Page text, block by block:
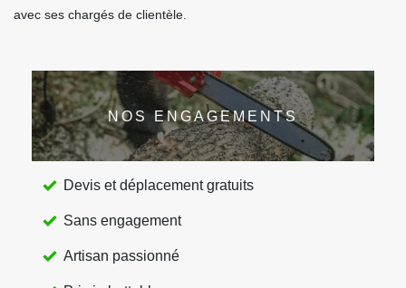
avec ses chargés de clientèle.
NOS ENGAGEMENTS
Devis et déplacement gratuits
Sans engagement
Artisan passionné